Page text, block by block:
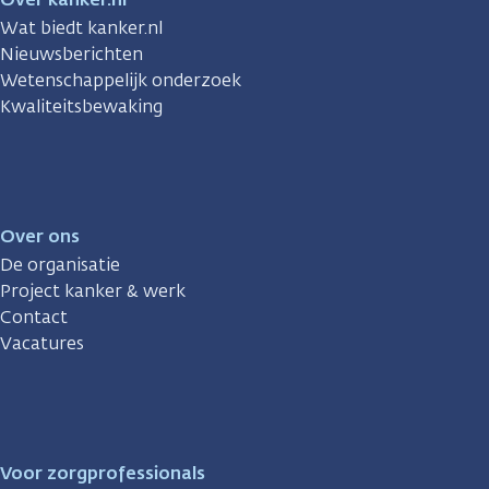
Wat biedt kanker.nl
Nieuwsberichten
Wetenschappelijk onderzoek
Kwaliteitsbewaking
Over ons
De organisatie
Project kanker & werk
Contact
Vacatures
Voor zorgprofessionals